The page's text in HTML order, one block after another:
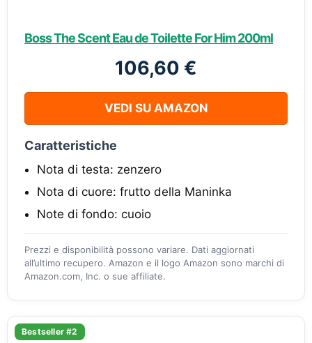
Boss The Scent Eau de Toilette For Him 200ml
106,60 €
VEDI SU AMAZON
Caratteristiche
Nota di testa: zenzero
Nota di cuore: frutto della Maninka
Note di fondo: cuoio
Prezzi e disponibilità possono variare. Dati aggiornati
all’ultimo recupero. Amazon e il logo Amazon sono marchi di
Amazon.com, Inc. o sue affiliate.
Bestseller #2